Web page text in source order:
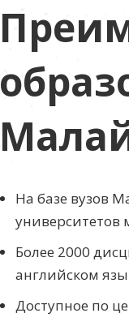
На базе вузов
университетов
Более 2000
английском
Доступное по